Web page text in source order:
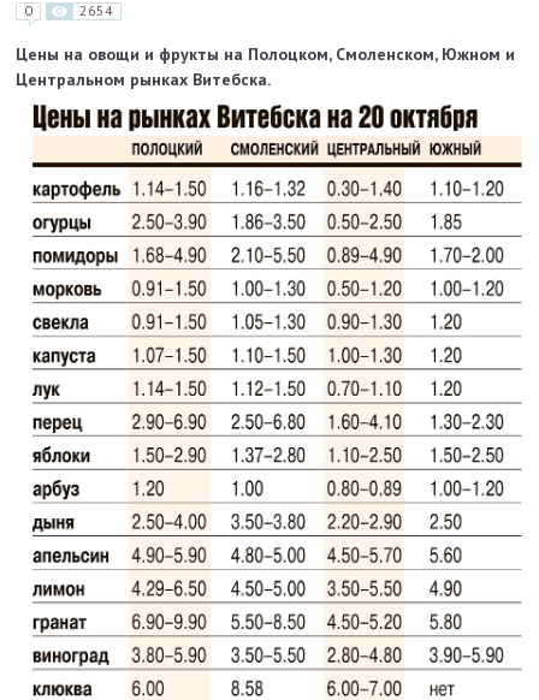
0 2654
Цены на овощи и фрукты на Полоцком, Смоленском, Южном и
Центральном рынках Витебска.